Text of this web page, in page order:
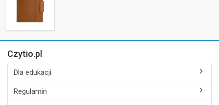
Czytio.pl
Dla edukacji
Regulamin